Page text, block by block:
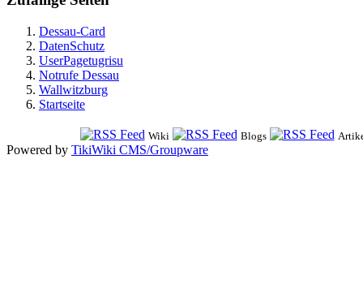
Dessau-Card
DatenSchutz
UserPagetugrisu
Notrufe Dessau
Wallwitzburg
Startseite
Wiki Blogs
Powered by TikiWiki CMS/Groupware